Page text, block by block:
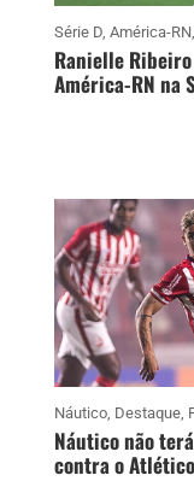
Série D, América-RN,
Ranielle
América-RN na
Náutico, Destaque,
Náutico não
contra o